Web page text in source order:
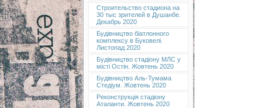
Строительство стадиона на
30 тыс зрителей в Душанбе.
Декабрь 2020
Будівництво біатлонного
комплексу в Буковелі.
Листопад 2020
Будівництво стадіону МЛС у
місті Остін. Жовтень 2020
Будівництво Аль-Тумама
Стедіум. Жовтень 2020
Реконструкція стадіону
Аталанти. Жовтень 2020